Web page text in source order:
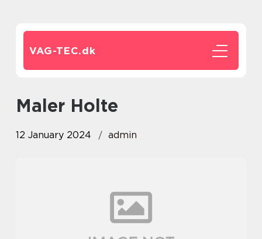
VAG-TEC.dk
maler Holte
12 January 2024 admin